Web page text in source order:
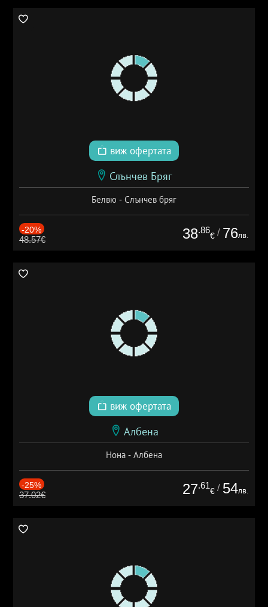
виж офертата
Слънчев Бряг
Белвю - Слънчев бряг
-20%
48.57€ 38.86
€ / 76лв.
виж офертата
Албена
Нона - Албена
-25%
37.02€ 27.61
€ / 54лв.